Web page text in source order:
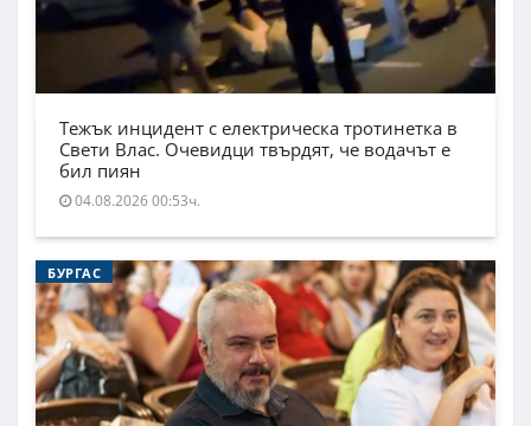
Тежък инцидент с електрическа тротинетка в
Свети Влас. Очевидци твърдят, че водачът е
бил пиян
04.08.2026 00:53ч.
БУРГАС